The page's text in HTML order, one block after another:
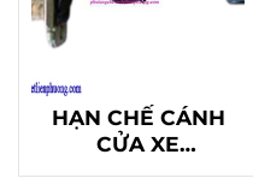
HẠN CHẾ CÁNH
CỬA XE
CHEVROLET